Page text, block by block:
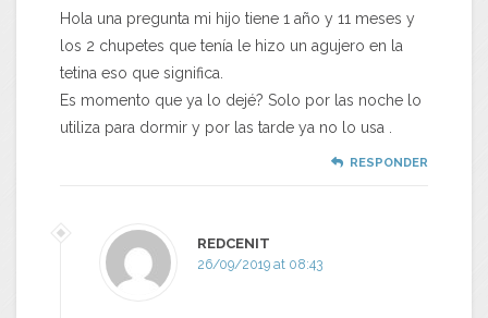
Hola una pregunta mi hijo tiene 1 año y 11 meses y
los 2 chupetes que tenía le hizo un agujero en la
tetina eso que significa.
Es momento que ya lo dejé? Solo por las noche lo
utiliza para dormir y por las tarde ya no lo usa .
RESPONDER
REDCENIT
26/09/2019 at 08:43